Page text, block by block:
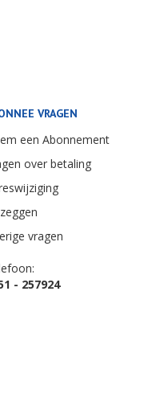
VRAGEN
een Abonnement
over betaling
vragen
- 257924